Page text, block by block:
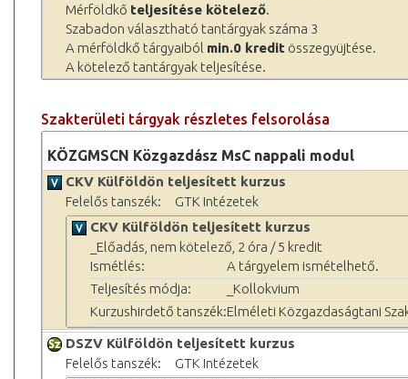
Mérföldkő teljesítése kötelező.
Szabadon választható tantárgyak száma 3
A mérföldkő tárgyaiból min.0 kredit összegyüjtése.
A kötelező tantárgyak teljesítése.
Szakterületi tárgyak részletes felsorolása
KÖZGMSCN Közgazdász MsC nappali modul
CKV Külföldön teljesített kurzus
Felelős tanszék:
GTK Intézetek
CKV Külföldön teljesített kurzus
_Előadás, nem kötelező, 2 óra / 5 kredit
Ismétlés:
A tárgyelem ismételhető.
Teljesítés módja:
_Kollokvium
Kurzushirdető tanszék:Elméleti Közgazdaságtani
DSZV Külföldön teljesített kurzus
Felelős tanszék:
GTK Intézetek